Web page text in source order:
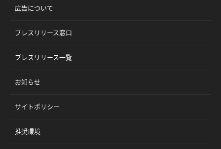
広告について
プレスリリース窓口
プレスリリース一覧
お知らせ
サイトポリシー
推奨環境